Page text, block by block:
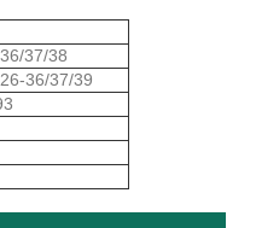
37/38
36/37/39